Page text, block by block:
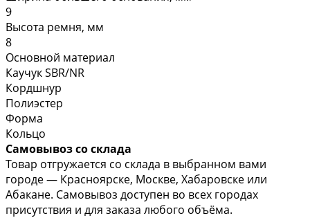
9
Высота ремня, мм
8
Основной материал
Каучук SBR/NR
Кордшнур
Полиэстер
Форма
Кольцо
Самовывоз со склада
Товар отгружается со склада в выбранном вами
городе — Красноярске, Москве, Хабаровске или
Абакане. Самовывоз доступен во всех городах
присутствия и для заказа любого объёма.